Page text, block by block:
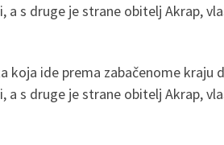
s druge je strane obitelj Akrap,
koja ide prema zabačenome kraju
s druge je strane obitelj Akrap,